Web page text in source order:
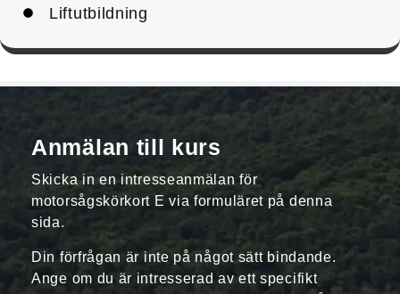
Liftutbildning
Anmälan till kurs
Skicka in en intresseanmälan för
motorsågskörkort E via formuläret på denna
sida.
Din förfrågan är inte på något sätt bindande.
Ange om du är intresserad av ett specifikt